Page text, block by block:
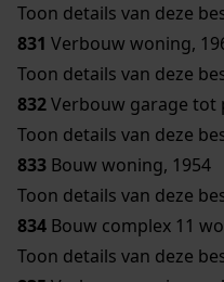
Toon details van deze
831 Verbouw woning,
Toon details van deze
832Verbouw garage tot
Toon details van deze
833 Bouw woning, 1954
Toon details van deze
834 Bouw complex 11
Toon details van deze